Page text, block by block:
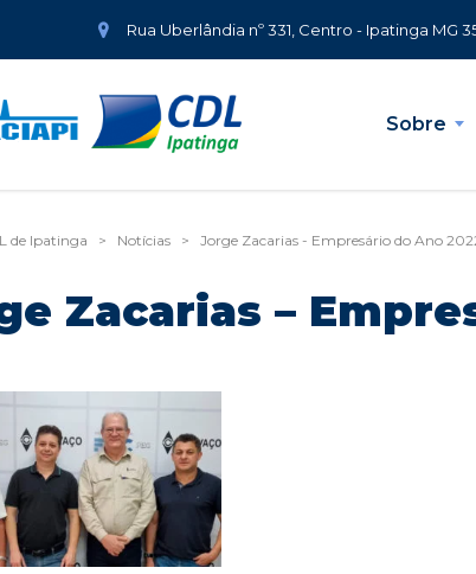
Rua Uberlândia nº 331, Centro - Ipatinga MG
Sobre
de Ipatinga > Notícias > Jorge Zacarias - Empresário do Ano
Zacarias –